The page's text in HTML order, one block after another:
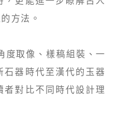
方法。
度取像、樣稿組裝、一
石器時代至漢代的玉器
對比不同時代設計理